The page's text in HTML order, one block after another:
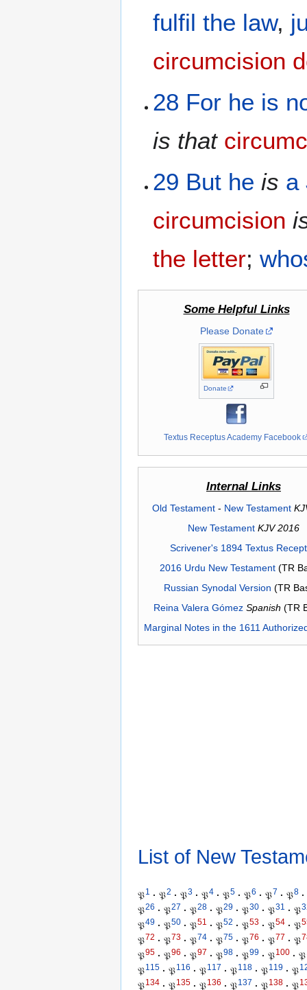
fulfil the law,
circumcision
28 For he is
is that
29 But he is a
circumcision
the letter;
Some Helpful Links
Please Donate
Donate
Textus Receptus Academy Facebook
Internal Links
Old Testament- New Testament
New Testament KJV 2016
Scrivener's 1894 Textus
2016 Urdu New Testament(TR
Russian Synodal Version (TR
Reina Valera Gómez Spanish (TR
Marginal Notes in the 1611
List of New
𝔓1 · 𝔓2 · 𝔓3 · 𝔓4 · 𝔓5 · 𝔓6 · 𝔓7 · 𝔓8 ·
𝔓26 · 𝔓27 · 𝔓28 · 𝔓29 · 𝔓30 · 𝔓31 · 𝔓
𝔓49 · 𝔓50 · 𝔓51 · 𝔓52 · 𝔓53 · 𝔓54 · 𝔓
𝔓72 · 𝔓73 · 𝔓74 · 𝔓75 · 𝔓76 · 𝔓77 · 𝔓
𝔓95 · 𝔓96 · 𝔓97 · 𝔓98 · 𝔓99 · 𝔓100 · 𝔓
𝔓115 · 𝔓116 · 𝔓117 · 𝔓118 · 𝔓119 · 𝔓
𝔓134 · 𝔓135 · 𝔓136 · 𝔓137 · 𝔓138 · 𝔓